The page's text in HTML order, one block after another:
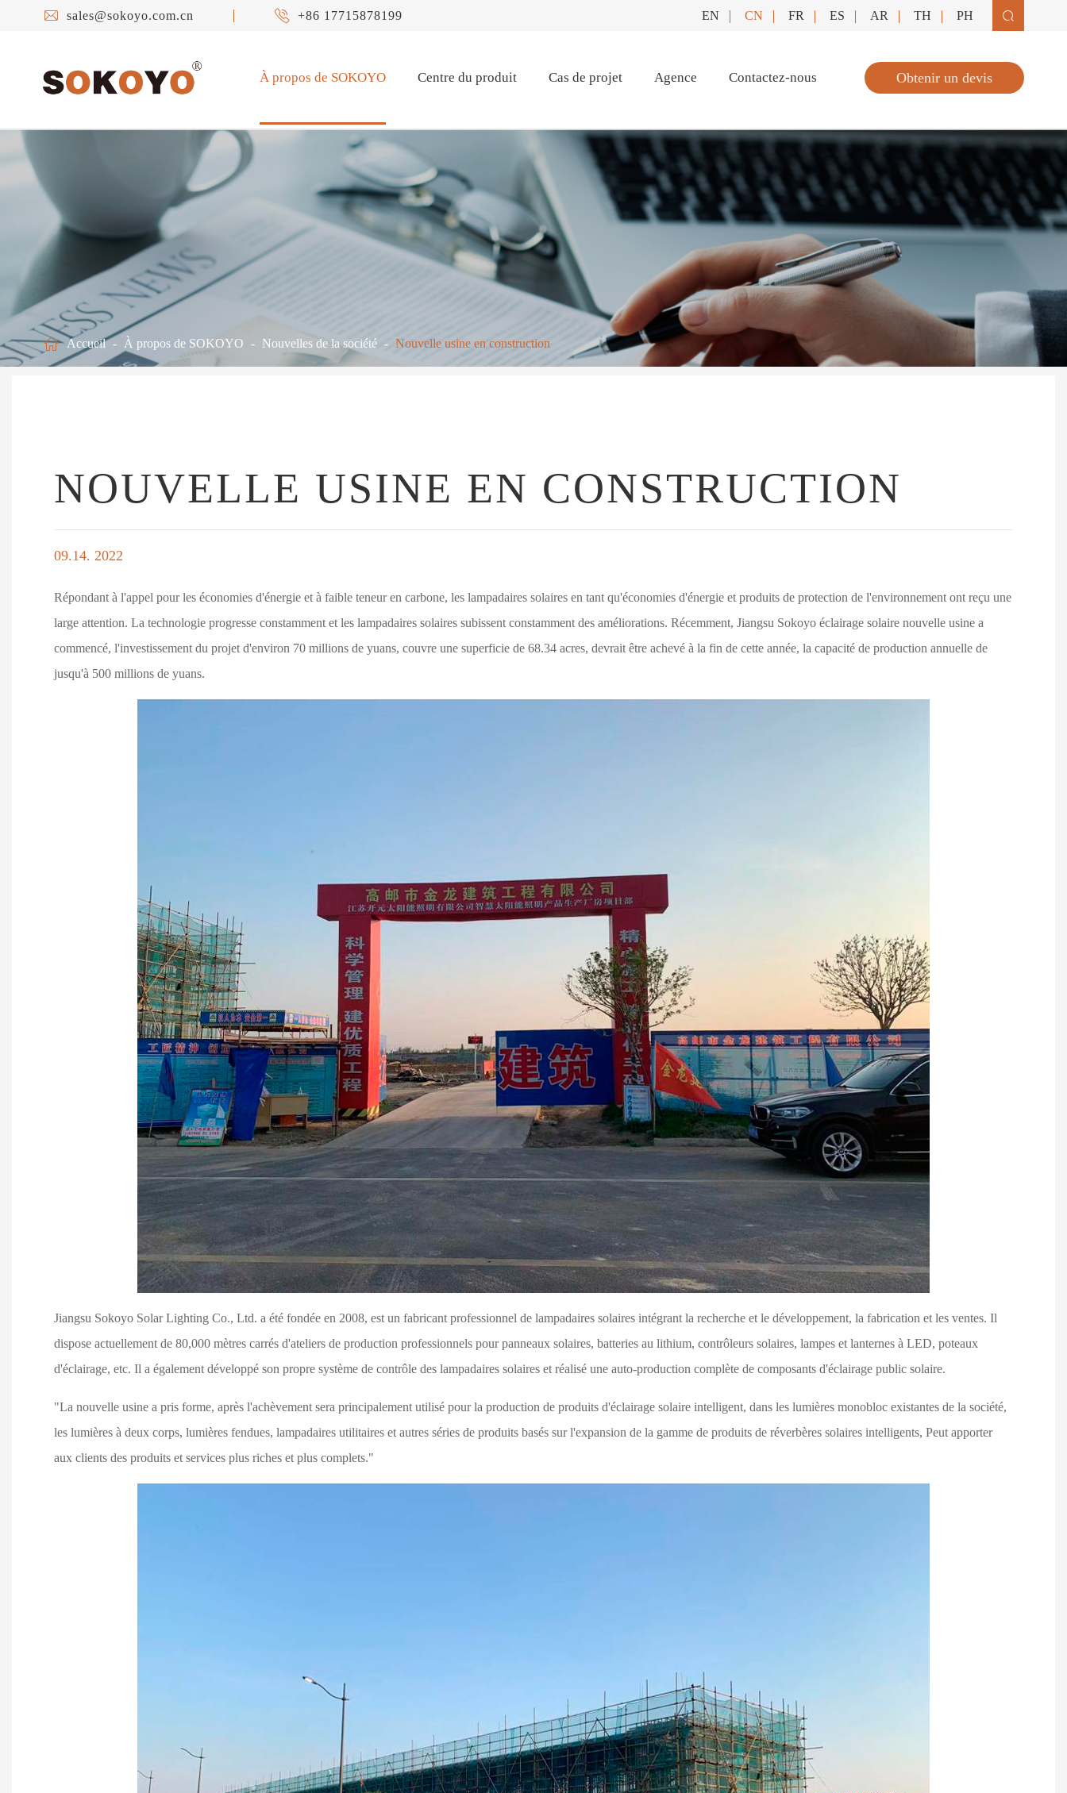
 sales@sokoyo.com.cn  +86 17715878199 EN CN FR ES AR TH PH 
À propos de SOKOYO Centre du produit Cas de projet Agence Contactez-nous Obtenir un devis
 Accueil À propos de SOKOYO Nouvelles de la société Nouvelle usine en construction
NOUVELLE USINE EN CONSTRUCTION
09.14. 2022
Répondant à l'appel pour les économies d'énergie et à faible teneur en carbone, les lampadaires solaires en tant qu'économies d'énergie et produits de protection de l'environnement ont reçu une
large attention. La technologie progresse constamment et les lampadaires solaires subissent constamment des améliorations. Récemment, Jiangsu Sokoyo éclairage solaire nouvelle usine a
commencé, l'investissement du projet d'environ 70 millions de yuans, couvre une superficie de 68.34 acres, devrait être achevé à la fin de cette année, la capacité de production annuelle de
jusqu'à 500 millions de yuans.
Jiangsu Sokoyo Solar Lighting Co., Ltd. a été fondée en 2008, est un fabricant professionnel de lampadaires solaires intégrant la recherche et le développement, la fabrication et les ventes. Il
dispose actuellement de 80,000 mètres carrés d'ateliers de production professionnels pour panneaux solaires, batteries au lithium, contrôleurs solaires, lampes et lanternes à LED, poteaux
d'éclairage, etc. Il a également développé son propre système de contrôle des lampadaires solaires et réalisé une auto-production complète de composants d'éclairage public solaire.
"La nouvelle usine a pris forme, après l'achèvement sera principalement utilisé pour la production de produits d'éclairage solaire intelligent, dans les lumières monobloc existantes de la société,
les lumières à deux corps, lumières fendues, lampadaires utilitaires et autres séries de produits basés sur l'expansion de la gamme de produits de réverbères solaires intelligents, Peut apporter
aux clients des produits et services plus riches et plus complets."